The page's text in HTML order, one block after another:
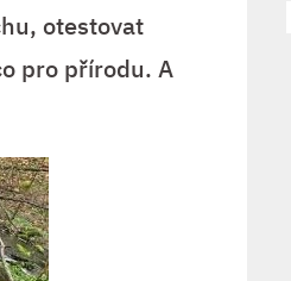
otestovat
pro přírodu. A